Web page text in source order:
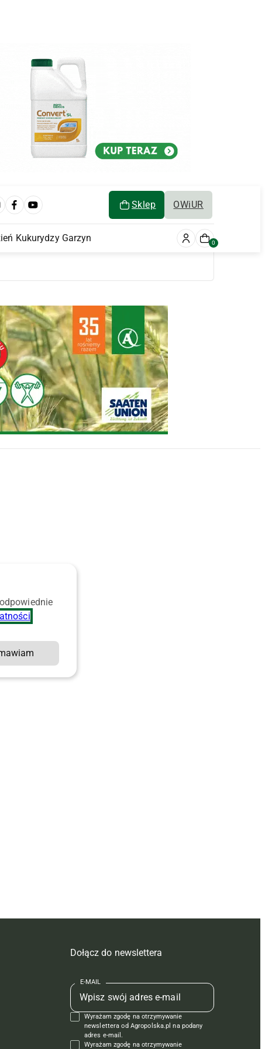
Sklep OWiUR
Kukurydzy Garzyn 0
Dołącz do newslettera
E-MAIL
Wyrażam zgodę na otrzymywanie
newslettera od Agropolska.pl na podany
adres e-mail.
Wyrażam zgodę na otrzymywanie